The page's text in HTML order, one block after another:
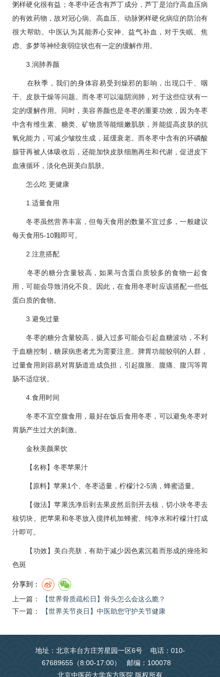
粥样硬化很有益；冬枣中还含有芦丁成分，芦丁是治疗高血压病
的有效药物，故对冠心病 高血压 、动脉粥样硬化病症的防治有
很大帮助。中医认为其能养心安神、益气补血，对于失眠、焦
虑、多梦等神经衰弱症状也有一定的缓解作用。
3.润肺养颜
在秋季，我们的身体容易受到燥邪的影响，出现口干、咽
干、皮肤干燥等问题。而冬枣可以滋阴润肺，对于这些症状有一
定的缓解作用。同时，美容养颜也是冬枣的重要功效，因为冬枣
中含有维生素、糖类、矿物质等能细嫩肌肤，并能提高皮肤的抗
氧化能力，可减少皱纹生成，延缓衰老。而冬枣中含有的环磷酸
腺苷再被人体吸收后，还能加快皮肤细胞再生和代谢，促进皮下
血液循环，淡化色斑美白肌肤。
怎么吃 更健康
1.适量食用
冬枣虽然营养丰富，但每天食用的数量不宜过多，一般建议
每天食用5-10颗即可。
2.注意搭配
冬枣的糖分含量较高，如果与含蛋白质较多的食物一起食
用，可能会导致消化不良。因此，在食用冬枣时应该搭配一些低
蛋白质的食物。
3.避免过量
冬枣的糖分含量较高，摄入过多可能会引起血糖波动，不利
于血糖控制，糖尿病患者尤为需要注意。脾胃功能较弱的人群，
过量食用则容易对胃肠道造成负担，引起腹胀、腹痛、腹泻等胃
肠不适症状。
4.食用时间
冬枣不宜空腹食用，最好在饭后食用冬枣，可以避免冬枣对
胃肠产生过大的刺激。
金秋美颜果饮
【名称】冬枣苹果汁
【原料】苹果1个、冬枣适量，柠檬汁2-5滴，蜂蜜适量。
【做法】苹果洗净后剥去果皮然后剖开去核，切小块冬枣去
核切块。把苹果和冬枣放入搅拌机加蜂蜜、纯净水和柠檬汁打成
汁即可。
【功效】美白亮肤，有助于减少因色素沉着而形成的痤疮和
色斑
分享到：
上一篇：
【世界骨质疏松日】骨头怎么会这么脆？
下一篇：
【世界关节炎日】中医助您守护关节健康
地址：北京丰台方庄芳星园一区6号 电话：010-
67689655（8:00-17:00） 邮编：100078
北京中医药大学东方医院 版权所有